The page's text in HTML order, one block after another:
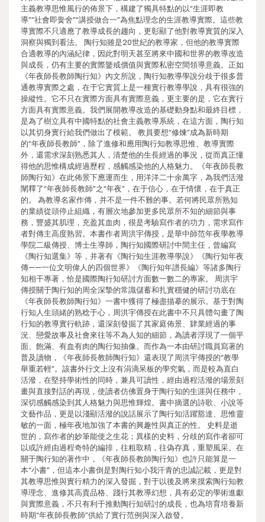
主義教導思惟風行的佈景下，構建了獨具特點的以“生涯即教
導”“社會即黌舍”“講授做合一”為焦點理念的生涯教導實際。這些教
導實際不只適應了教導成長的趨向，更彰顯了他對教導實質的深入
洞察與獨到看法。 陶行知雖是20世紀的教導家，但他的教導實際
合適教導的內涵紀律，因此對明天甚至將來中國和世界的教導改造
與成長，仍有主要的實際鑒戒價值與實際私密空間領導意義。正如
《年夜師長教師陶行知》內文所說，陶行知教導學說分歧于很多普
通教導實際之處，在于它實質上是一種實行教導學說，具有很強的
操縱性。它不只在實際方面具有實際意義，更主要的是，它在實行
方面具有實際意義。我們展開教導改造的基礎動身點和最終目標，
是為了樹立具有中國特點的社會主義教導系統，在這方面，陶行知
以其切身實行給我們做出了模範。 教員要想“修煉”成為新時期
的“年夜師長教師”，除了進修和應用陶行知教導思惟、教導實際
外，還需求深刻熟悉其人，清楚他的生長經過的事況，從而真正懂
得他的思惟構成經過歷程，感觸感染他的人格魅力。《年夜師長教
師陶行知》在此佈景下應運而生，用洋洋二十余萬字，為我們活潑
闡釋了“年夜師長教師”之“年夜”，在于信心，在于情懷，在于真正
的。 為教導名家作傳，并不是一件不難的事。若何將民眾所熟知
的業績從頭停止組織，有層次地參加更多民眾所不知的細節與事
務，豐盛其肌理，充盈其血肉，很是考驗寫作者的功力，需求寫作
者對傳主高度熟習。本書作者周洪宇傳授，是華中師范年夜學教導
學院二級傳授、博士生導師，陶行知國際研討中間主任，曾編寫
《陶行知選集》等，并著有《陶行知生涯教導學說》《陶行知年夜
傳——一位文明偉人的四個世界》《陶行知年譜長編》等諸多陶行
知相干專著，恰是國際陶行知研討方面數一數二的專家。 周洪宇
傳授關于陶行知的周全深摯的常識儲蓄和扎實穩健的研討功底在
《年夜師長教師陶行知》一書中獲得了極盡描摹的展示。基于對陶
行知人生頭緒的熟稔于心，周洪宇傳授在此書中不只具體勾畫了陶
行知的教導實行軌跡，還深刻發掘了其家庭佈景、肄業經過的事
況、戀愛故事及社會來往等不為人知的細節，為讀者浮現了一個平
面、飽滿、有血有肉的陶行知抽像。而作為一本由研討職員寫著的
普及讀物，《年夜師長教師陶行知》還表現了周洪宇傳授的“教學
舉重若輕”。該書外行文上沒有涓滴呆板的學究氣，而是較為直白
活潑，在堅持學術性的同時，兼具可讀性，經由過程活潑的場景刻
畫與直接對話的再現，使讀者仿佛置身于陶行知的生涯與任務中，
深切感觸感染到其人格魅力與思惟輝煌。書中摘選的詩歌、小說等
文藝作品，更是以淺顯活潑的說話展示了陶行知活躍豁達、思惟靈
敏的一面，極年夜地加強了本書的興趣性與真正的性。 史料是逝
世的，寫作者的妙筆能使之生花；異樣的史料，分歧的寫作者卻可
以或許經由過程奇特的編排，往粗取精，往偽存真，重塑風采。在
關于陶行知的著作中，《年夜師長教師陶行知》也許只能算是一
本“小書”，但這本小書倒是對陶行知小我汗青的忠誠記載，更是對
其教導思惟與實行精力的深入發掘，對于以後及將來摸索陶行知教
導理念、進修其高貴品格、踐行其教導幻想，具有必定的學術進獻
與實際意義，不只有利于推動陶行知研討的成長，也為培育培養新
時期“年夜師長教師”供給了實行范例與深入啟發。